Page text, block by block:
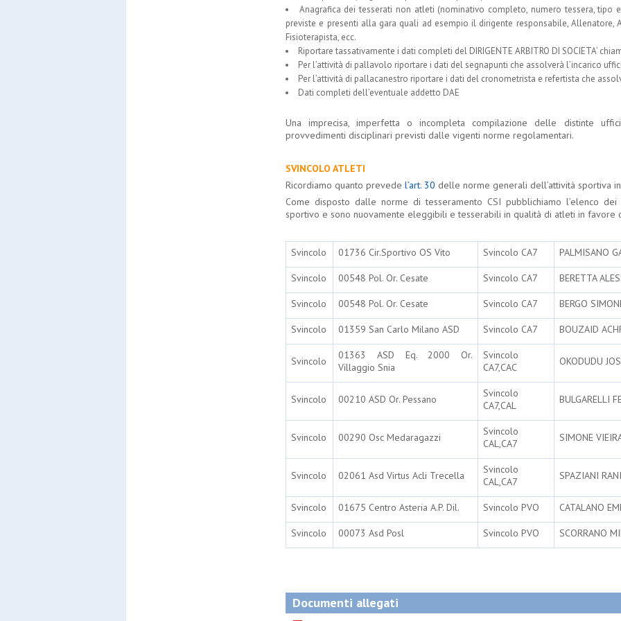
Anagrafica dei tesserati non atleti (nominativo completo, numero tessera, tipo
previste e presenti alla gara quali ad esempio il dirigente responsabile, Allenatore,
Fisioterapista, ecc.
Riportare tassativamente i dati completi del DIRIGENTE ARBITRO DI SOCIETA’
Per l’attività di pallavolo riportare i dati del segnapunti che assolverà l’incarico
Per l’attività di pallacanestro riportare i dati del cronometrista e refertista che
Dati completi dell’eventuale addetto DAE
Una imprecisa, imperfetta o incompleta compilazione delle distinte
provvedimenti disciplinari previsti dalle vigenti norme regolamentari.
SVINCOLO ATLETI
Ricordiamo quanto prevede l’art. 30 delle norme generali dell’attività sportiva
Come disposto dalle norme di tesseramento CSI pubblichiamo l’elenco
sportivo e sono nuovamente eleggibili e tesserabili in qualità di atleti in favore
Svincolo 01736 Cir.Sportivo OS Vito Svincolo CA7 PALMISANO
Svincolo 00548 Pol. Or. Cesate Svincolo CA7 BERETTA
Svincolo 00548 Pol. Or. Cesate Svincolo CA7 BERGO
Svincolo 01359 San Carlo Milano ASD Svincolo CA7 BOUZAID
Svincolo
01363 ASD Eq. 2000 Or.
Villaggio Snia
Svincolo
CA7,CAC
OKODUDU
Svincolo 00210 ASD Or. Pessano
Svincolo
CA7,CAL
BULGARELLI
Svincolo 00290 Osc Medaragazzi
Svincolo
CAL,CA7
SIMONE
Svincolo 02061 Asd Virtus Acli Trecella
Svincolo
CAL,CA7
SPAZIANI
Svincolo 01675 Centro Asteria A.P. Dil. Svincolo PVO CATALANO
Svincolo 00073 Asd Posl Svincolo PVO SCORRANO
Documenti allegati